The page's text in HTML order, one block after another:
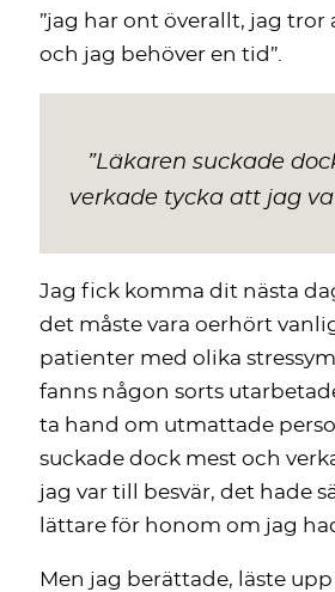
”jag har ont överallt, jag tror
och jag behöver en tid”.
”Läkaren suckade
verkade tycka att jag
Jag fick komma dit nästa
det måste vara oerhört
patienter med olika
fanns någon sorts
ta hand om utmattade
suckade dock mest och
jag var till besvär, det hade
lättare för honom om jag
Men jag berättade, läste